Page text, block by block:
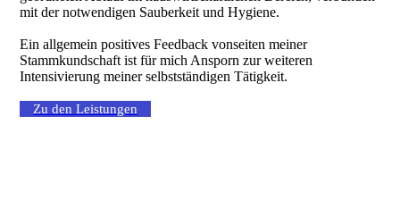
mit der notwendigen Sauberkeit und Hygiene.
Ein allgemein positives Feedback vonseiten meiner
Stammkundschaft ist für mich Ansporn zur weiteren
Intensivierung meiner selbstständigen Tätigkeit.
Zu den Leistungen